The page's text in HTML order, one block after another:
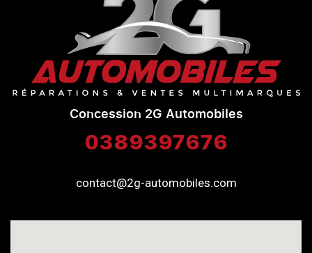
Concession 2G Automobiles
0389397676
contact@2g-automobiles.com